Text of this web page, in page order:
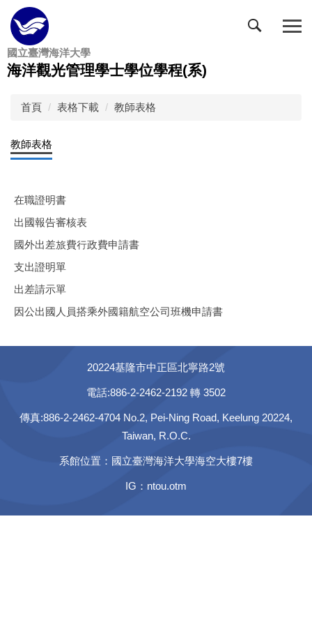
跳
到
主
要
內
國立臺灣海洋大學
海洋觀光管理學士學位學程(系)
首頁 表格下載 教師表格
教師表格
在職證明書
出國報告審核表
國外出差旅費行政費申請書
支出證明單
出差請示單
因公出國人員搭乘外國籍航空公司班機申請書
20224基隆市中正區北寧路2號
電話:886-2-2462-2192 轉 3502
傳真:886-2-2462-4704 No.2, Pei-Ning Road, Keelung 20224,
Taiwan, R.O.C.
系館位置：國立臺灣海洋大學海空大樓7樓
IG：ntou.otm